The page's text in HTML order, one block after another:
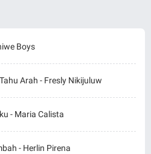
Boys
Arah - Fresly Nikijuluw
- Maria Calista
- Herlin Pirena